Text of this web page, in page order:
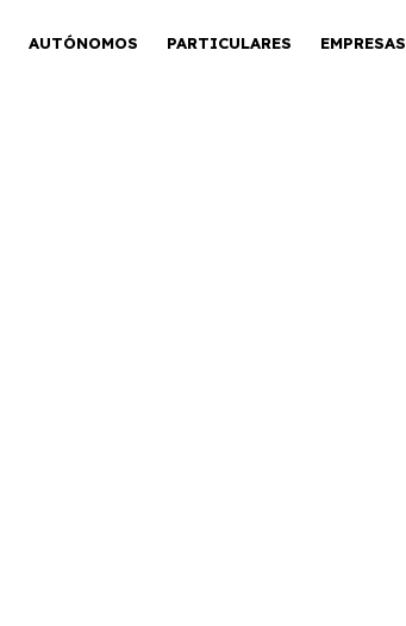
AUTÓNOMOS PARTICULARES EMPRESAS